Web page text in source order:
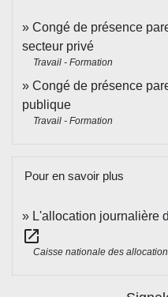
Congé de présence
secteur privé
Travail - Formation
Congé de présence
publique
Travail - Formation
Pour en savoir plus
L'allocation journalière
open_in_new
Caisse nationale des